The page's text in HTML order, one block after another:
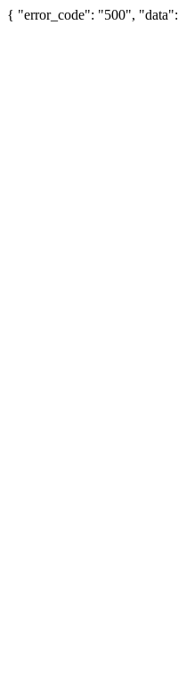
{ "error_code": "500",